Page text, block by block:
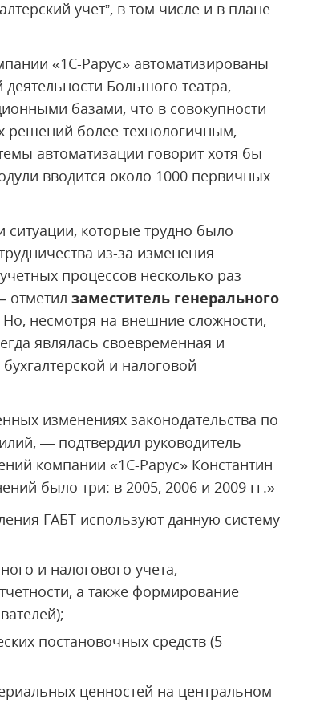
учет”, в том числе и в плане
«1С-Рарус» автоматизированы
Большого театра,
базами, что в совокупности
решений более технологичным,
автоматизации говорит хотя бы
вводится около 1000 первичных
ситуации, которые трудно было
из-за изменения
процессов несколько раз
отметил заместитель генерального
несмотря на внешние сложности,
являлась своевременная и
и налоговой
изменениях законодательства по
— подтвердил руководитель
компании «1С-Рарус» Константин
было три: в 2005, 2006 и 2009 гг.»
ГАБТ используют данную систему
и налогового учета,
а также формирование
постановочных средств (5
ценностей на центральном